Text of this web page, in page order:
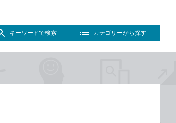
キーワードで検索 カテゴリーから探す